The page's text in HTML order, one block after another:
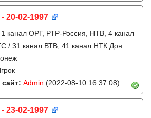
20-02-1997
1 канал ОРТ, РТР-Россия, НТВ, 4 канал
/ 31 канал ВТВ, 41 канал НТК Дон
Admin (2022-08-10 16:37:08)
23-02-1997